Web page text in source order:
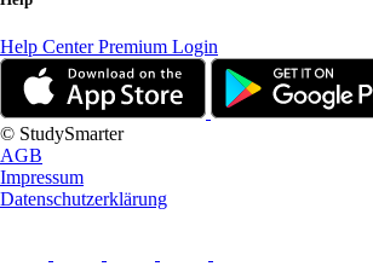
Help CenterPremium Login
© StudySmarter
AGB
Impressum
Datenschutzerklärung